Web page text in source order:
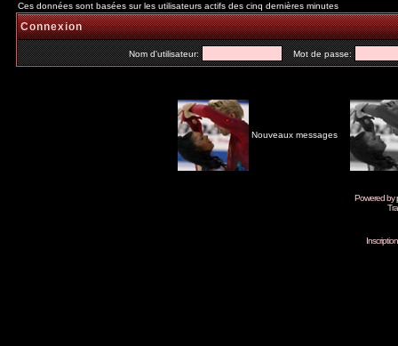
Ces données sont basées sur les utilisateurs actifs des cinq dernières minutes
Connexion
Nom d'utilisateur: Mot de passe:
Nouveaux messages
Powered by